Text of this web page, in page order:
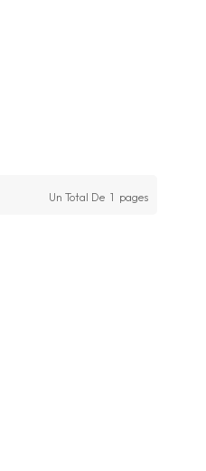
Un Total De 1 Pages